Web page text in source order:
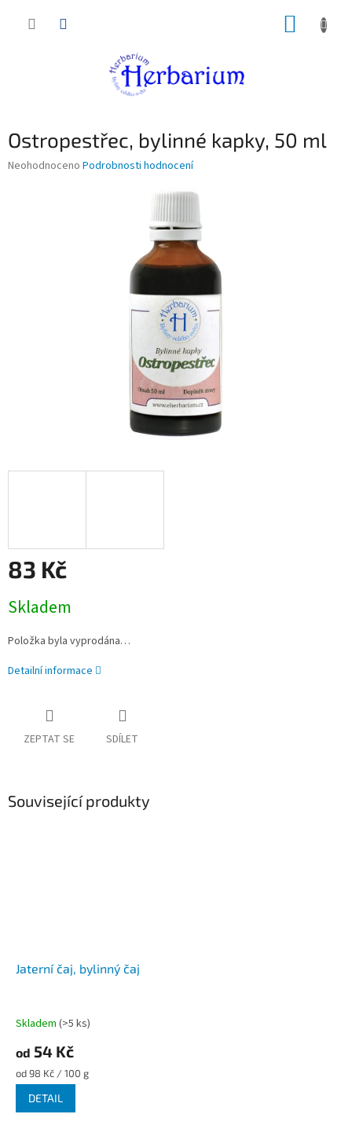
Ostropestřec, bylinné kapky, 50 ml
Průměrné
Neohodnoceno Podrobnosti hodnocení
83 Kč
cena:
Skladem
Položka byla vyprodána…
Detailní informace
ZEPTAT SE SDÍLET
Související produkty
Jaterní čaj, bylinný čaj
Skladem (>5 ks)
od 54 Kč
Měrná
cena:
od 98 Kč / 100 g
DETAIL